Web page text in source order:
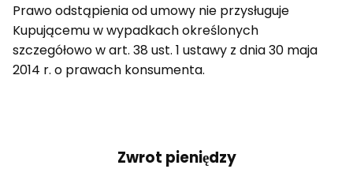
Prawo odstąpienia od umowy nie przysługuje
Kupującemu w wypadkach określonych
szczegółowo w art. 38 ust. 1 ustawy z dnia 30 maja
2014 r. o prawach konsumenta.
Zwrot pieniędzy